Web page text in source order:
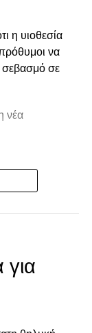
η υιοθεσία
να
σεβασμό σε
νέα